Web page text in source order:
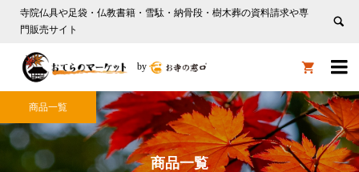
寺院仏具や足袋・仏教書籍・雪駄・納骨段・樹木葬の資料請求や専
門販売サイト

by 
商品一覧
商品一覧